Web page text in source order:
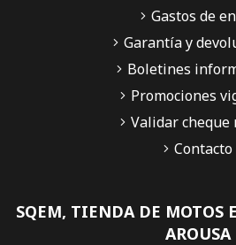
SQEM, TIENDA DE MOTOS
AROUSA
Gastos de
Garantía y
Boletines
Promociones
Validar cheque
Contacto